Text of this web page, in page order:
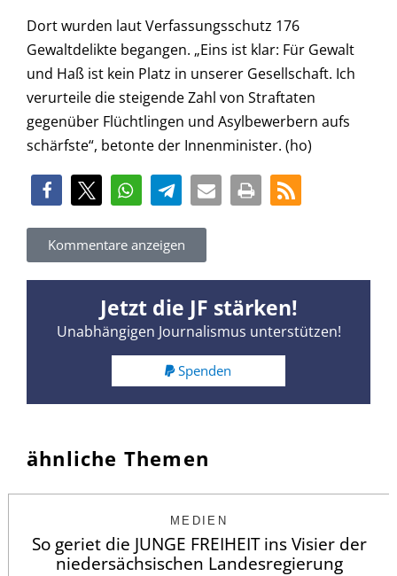
Dort wurden laut Verfassungsschutz 176
Gewaltdelikte begangen. „Eins ist klar: Für Gewalt
und Haß ist kein Platz in unserer Gesellschaft. Ich
verurteile die steigende Zahl von Straftaten
gegenüber Flüchtlingen und Asylbewerbern aufs
schärfste“, betonte der Innenminister. (ho)
Kommentare anzeigen
Jetzt die JF stärken!
Unabhängigen Journalismus unterstützen!
Spenden
ähnliche Themen
MEDIEN
So geriet die JUNGE FREIHEIT ins Visier der
niedersächsischen Landesregierung